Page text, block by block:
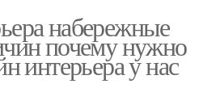
набережные
почему нужно
интерьера у нас